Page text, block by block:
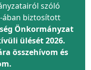
szóló
ában biztosított
Önkormányzat
ülését 2026.
összehívom és